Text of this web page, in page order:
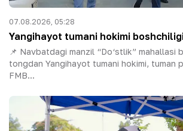
07.08.2026, 05:28
Yangihayot tumani hokimi
📌 Navbatdagi manzil “Do‘stlik” mahallasi
tongdan Yangihayot tumani hokimi, tuman
FMB...